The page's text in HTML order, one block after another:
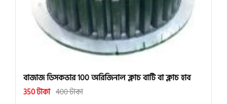
বাজাজ ডিসকভার 100 অরিজিনাল ক্লাচ বাটি বা ক্লাচ হাব
350 টাকা 400 টাকা